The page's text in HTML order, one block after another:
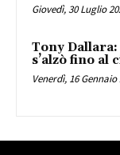
Giovedì, 30 Luglio
Tony Dallara:
s’alzò fino al
Venerdì, 16 Gennaio